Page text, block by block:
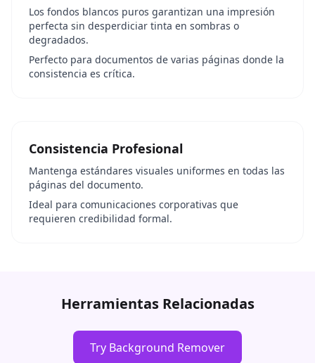
Los fondos blancos puros garantizan una impresión
perfecta sin desperdiciar tinta en sombras o
degradados.
Perfecto para documentos de varias páginas donde la
consistencia es crítica.
Consistencia Profesional
Mantenga estándares visuales uniformes en todas las
páginas del documento.
Ideal para comunicaciones corporativas que
requieren credibilidad formal.
Herramientas Relacionadas
Try Background Remover